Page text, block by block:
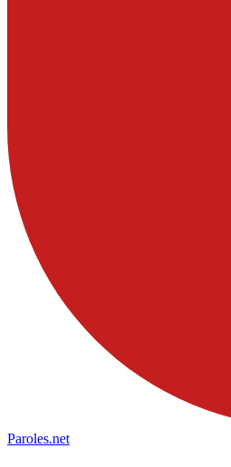
Paroles.net